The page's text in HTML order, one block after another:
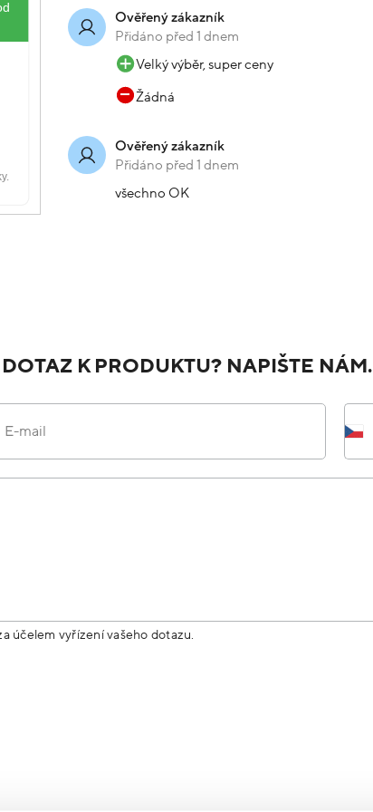
Ověřený zákazník
Přidáno před 1 dnem
Velký výběr, super ceny
Žádná
Ověřený zákazník
Přidáno před 1 dnem
všechno OK
K PRODUKTU? NAPIŠTE NÁM.
E-mail
účelem vyřízení vašeho dotazu.